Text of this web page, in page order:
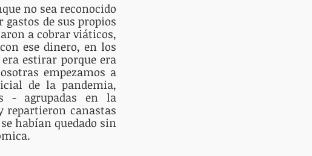
no sea reconocido
gastos de sus propios
a cobrar viáticos,
ese dinero, en los
estirar porque era
empezamos a
de la pandemia,
- agrupadas en la
repartieron canastas
habían quedado sin